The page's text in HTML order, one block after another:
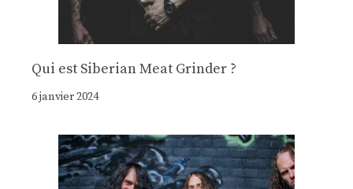
Qui est Siberian Meat Grinder ?
6 janvier 2024